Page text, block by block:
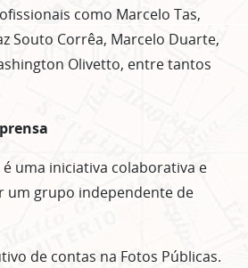
como Marcelo Tas,
Souto Corrêa, Marcelo Duarte,
Olivetto, entre tantos
uma iniciativa colaborativa e
um grupo independente de
de contas na Fotos Públicas.